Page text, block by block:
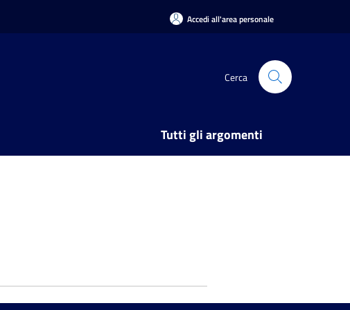
Accedi all'area personale
Cerca
Tutti gli argomenti